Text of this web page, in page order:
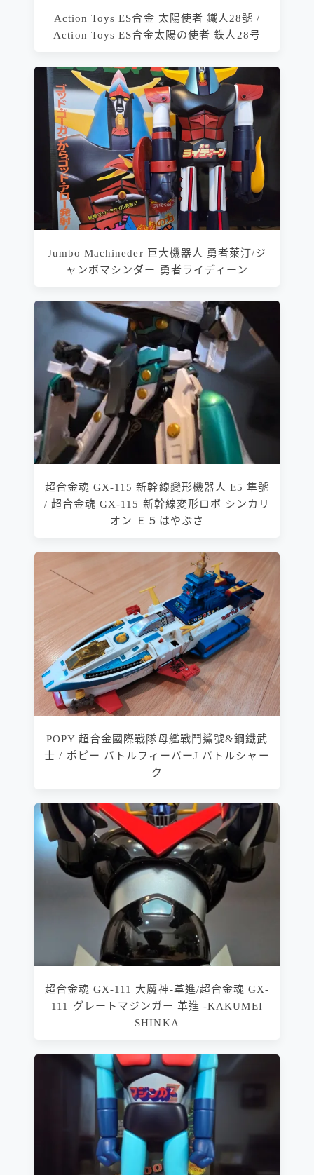
Action Toys ES合金 太陽使者 鐵人28號 /
Action Toys ES合金太陽の使者 鉄人28号
Jumbo Machineder 巨大機器人 勇者萊汀/ジ
ャンボマシンダー 勇者ライディーン
超合金魂 GX-115 新幹線變形機器人 E5 隼號
/ 超合金魂 GX-115 新幹線変形ロボ シンカリ
オン Ｅ５はやぶさ
POPY 超合金國際戰隊母艦戰鬥鯊號&鋼鐵武
士 / ポピー バトルフィーバーJ バトルシャー
ク
超合金魂 GX-111 大魔神-革進/超合金魂 GX-
111 グレートマジンガー 革進 -KAKUMEI
SHINKA